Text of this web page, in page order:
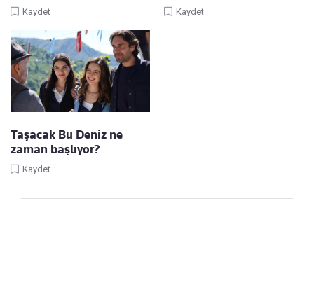
Kaydet Kaydet
Taşacak Bu Deniz ne
zaman başlıyor?
Kaydet